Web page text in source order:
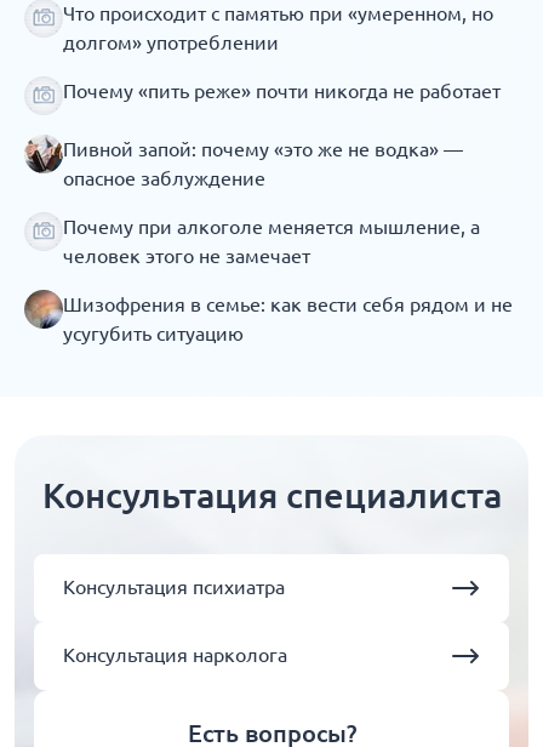
Что происходит с памятью при «умеренном, но
долгом» употреблении
Почему «пить реже» почти никогда не работает
Пивной запой: почему «это же не водка» —
опасное заблуждение
Почему при алкоголе меняется мышление, а
человек этого не замечает
Шизофрения в семье: как вести себя рядом и не
усугубить ситуацию
Консультация специалиста
Консультация психиатра
Консультация нарколога
Есть вопросы?